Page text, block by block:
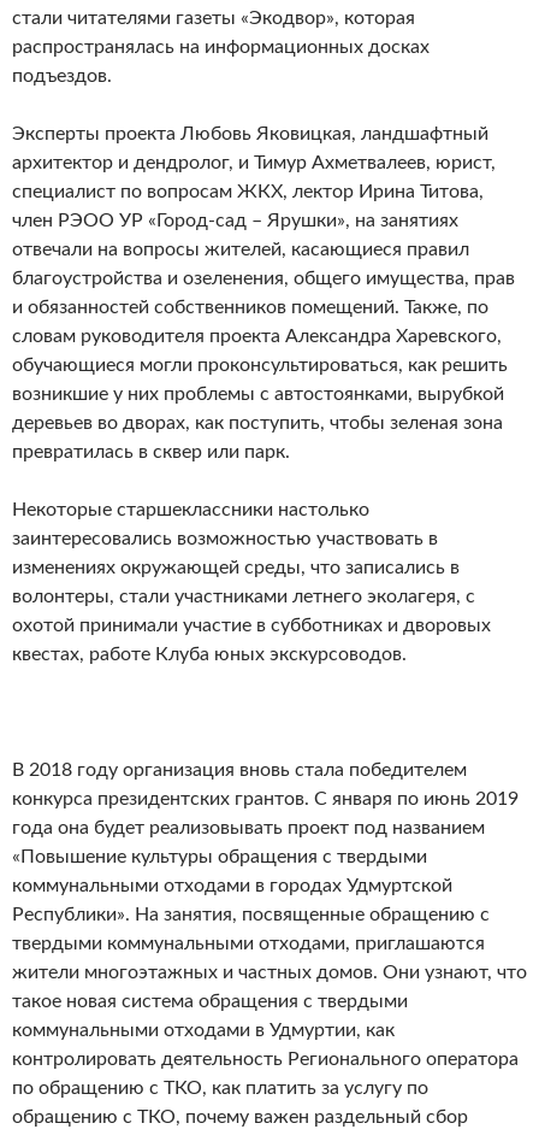
стали читателями газеты «Экодвор», которая
распространялась на информационных досках
подъездов.
Эксперты проекта Любовь Яковицкая, ландшафтный
архитектор и дендролог, и Тимур Ахметвалеев, юрист,
специалист по вопросам ЖКХ, лектор Ирина Титова,
член РЭОО УР «Город-сад – Ярушки», на занятиях
отвечали на вопросы жителей, касающиеся правил
благоустройства и озеленения, общего имущества, прав
и обязанностей собственников помещений. Также, по
словам руководителя проекта Александра Харевского,
обучающиеся могли проконсультироваться, как решить
возникшие у них проблемы с автостоянками, вырубкой
деревьев во дворах, как поступить, чтобы зеленая зона
превратилась в сквер или парк.
Некоторые старшеклассники настолько
заинтересовались возможностью участвовать в
изменениях окружающей среды, что записались в
волонтеры, стали участниками летнего эколагеря, с
охотой принимали участие в субботниках и дворовых
квестах, работе Клуба юных экскурсоводов.
В 2018 году организация вновь стала победителем
конкурса президентских грантов. С января по июнь 2019
года она будет реализовывать проект под названием
«Повышение культуры обращения с твердыми
коммунальными отходами в городах Удмуртской
Республики». На занятия, посвященные обращению с
твердыми коммунальными отходами, приглашаются
жители многоэтажных и частных домов. Они узнают, что
такое новая система обращения с твердыми
коммунальными отходами в Удмуртии, как
контролировать деятельность Регионального оператора
по обращению с ТКО, как платить за услугу по
обращению с ТКО, почему важен раздельный сбор